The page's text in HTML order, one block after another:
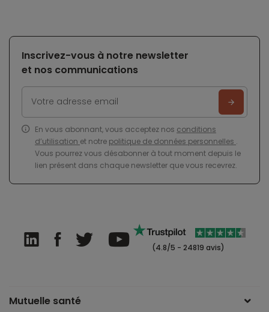
Inscrivez-vous à notre newsletter
et nos communications
En vous abonnant, vous acceptez nos conditions
d’utilisation et notre politique de données personnelles .
Vous pourrez vous désabonner à tout moment depuis le
lien présent dans chaque newsletter que vous recevrez.
(4.8/5 - 24819 avis)
Mutuelle santé